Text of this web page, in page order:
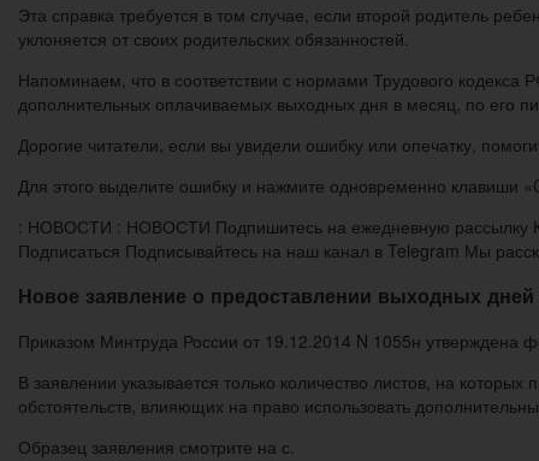
Эта справка требуется в том случае, если второй родитель
уклоняется от своих родительских обязанностей.
Напоминаем, что в соответствии с нормами Трудового
дополнительных оплачиваемых выходных дня в месяц, по его
Дорогие читатели, если вы увидели ошибку или опечатку,
Для этого выделите ошибку и нажмите одновременно клавиши
: НОВОСТИ : НОВОСТИ Подпишитесь на ежедневную рассылку
Подписаться Подписывайтесь на наш канал в Telegram Мы
Новое заявление о предоставлении выходных
Приказом Минтруда России от 19.12.2014 N 1055н
В заявлении указывается только количество листов, на
обстоятельств, влияющих на право использовать
Образец заявления смотрите на с.